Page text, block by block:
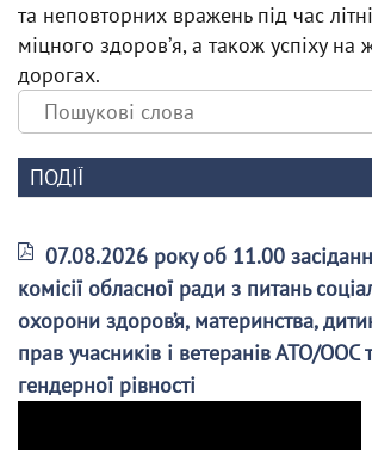
та неповторних вражень під час
міцного здоровʼя, а також успіху на
дорогах.
ПОДІЇ
07.08.2026 року об 11.00
комісії обласної ради з питань
охорони здоров’я, материнства,
прав учасників і ветеранів АТО/ООС
гендерної рівності